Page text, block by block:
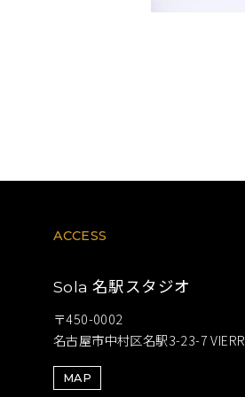
ACCESS
Sola 名駅スタジオ
〒450-0002
名古屋市中村区名駅3-23-7
MAP